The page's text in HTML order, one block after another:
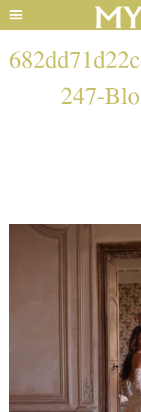
247-